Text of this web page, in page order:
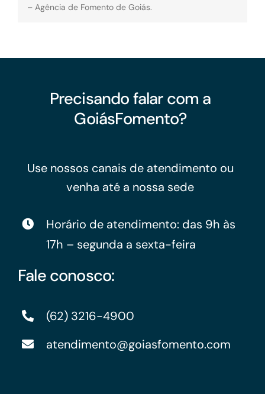
– Agência de Fomento de Goiás.
Precisando falar com a
GoiásFomento?
Use nossos canais de atendimento ou
venha até a nossa sede
Horário de atendimento: das 9h às
17h – segunda a sexta-feira
Fale conosco:
(62) 3216-4900
atendimento@goiasfomento.com